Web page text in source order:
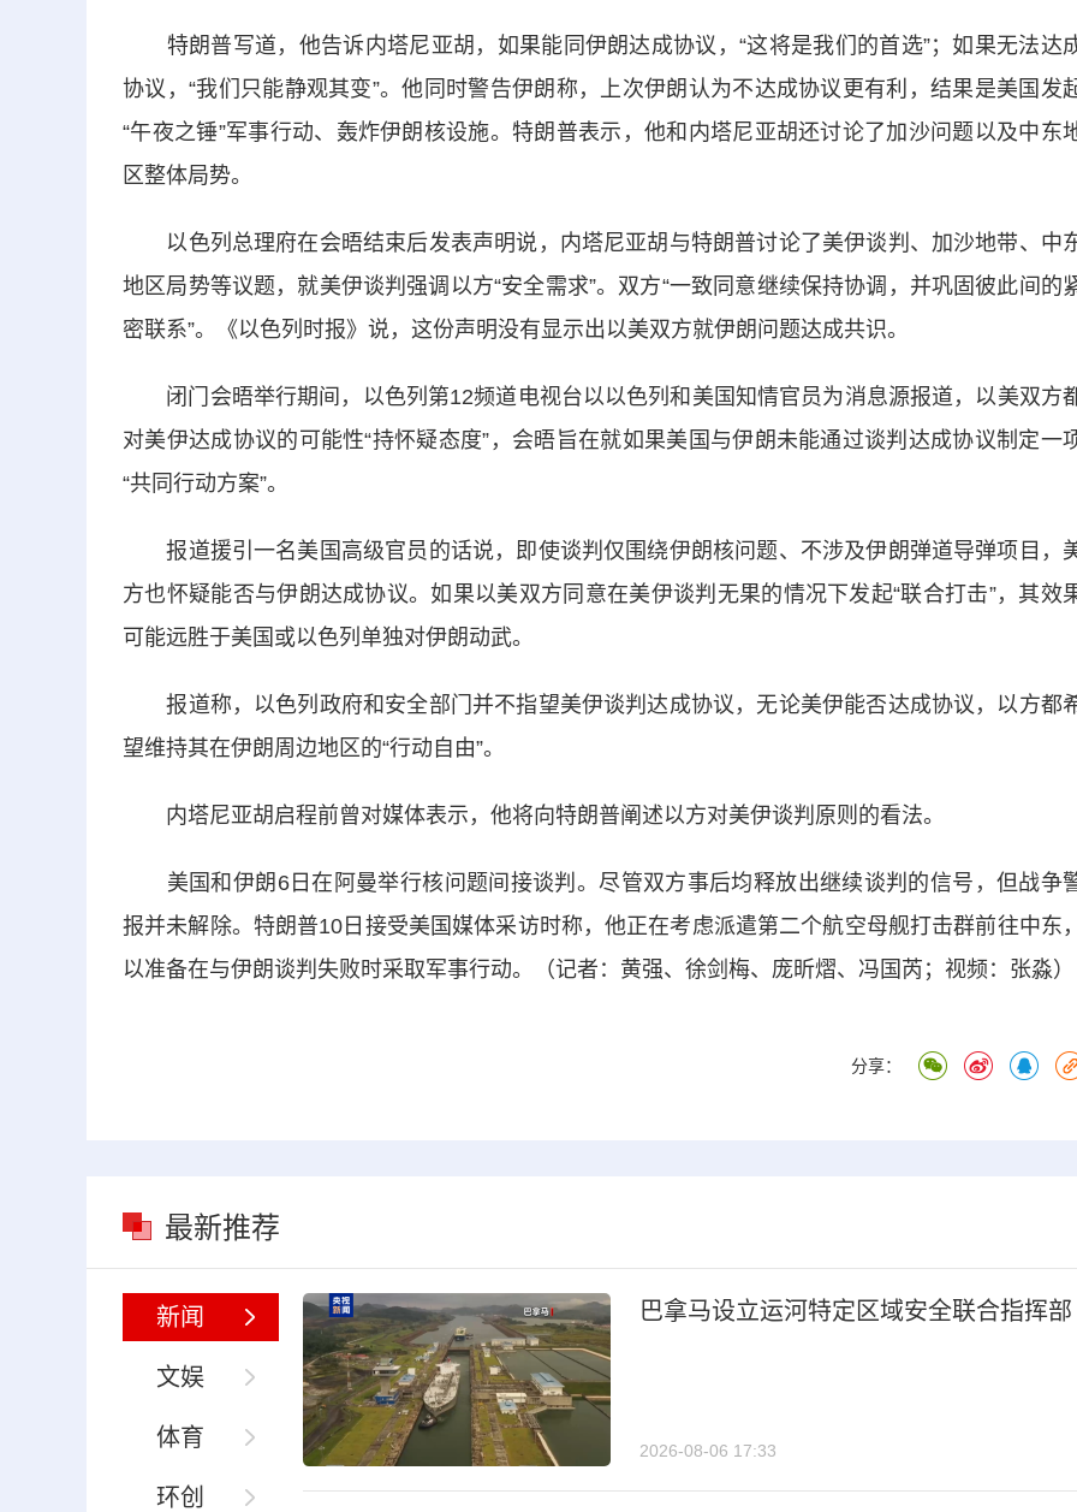
特朗普写道，他告诉内塔尼亚胡，如果能同伊朗达成协议，“这将是我们的首选”；如果无法达
协议，“我们只能静观其变”。他同时警告伊朗称，上次伊朗认为不达成协议更有利，结果是美国发
“午夜之锤”军事行动、轰炸伊朗核设施。特朗普表示，他和内塔尼亚胡还讨论了加沙问题以及中东
区整体局势。
以色列总理府在会晤结束后发表声明说，内塔尼亚胡与特朗普讨论了美伊谈判、加沙地带、中
地区局势等议题，就美伊谈判强调以方“安全需求”。双方“一致同意继续保持协调，并巩固彼此间的
密联系”。《以色列时报》说，这份声明没有显示出以美双方就伊朗问题达成共识。
闭门会晤举行期间，以色列第12频道电视台以以色列和美国知情官员为消息源报道，以美双方
对美伊达成协议的可能性“持怀疑态度”，会晤旨在就如果美国与伊朗未能通过谈判达成协议制定一
“共同行动方案”。
报道援引一名美国高级官员的话说，即使谈判仅围绕伊朗核问题、不涉及伊朗弹道导弹项目，
方也怀疑能否与伊朗达成协议。如果以美双方同意在美伊谈判无果的情况下发起“联合打击”，其效
可能远胜于美国或以色列单独对伊朗动武。
报道称，以色列政府和安全部门并不指望美伊谈判达成协议，无论美伊能否达成协议，以方都
望维持其在伊朗周边地区的“行动自由”。
内塔尼亚胡启程前曾对媒体表示，他将向特朗普阐述以方对美伊谈判原则的看法。
美国和伊朗6日在阿曼举行核问题间接谈判。尽管双方事后均释放出继续谈判的信号，但战争
报并未解除。特朗普10日接受美国媒体采访时称，他正在考虑派遣第二个航空母舰打击群前往中东
以准备在与伊朗谈判失败时采取军事行动。（记者：黄强、徐剑梅、庞昕熠、冯国芮；视频：张淼）
分享：
最新推荐
新闻
文娱
体育
环创
巴拿马设立运河特定区域安全联合指挥部
2026-08-06 17:33